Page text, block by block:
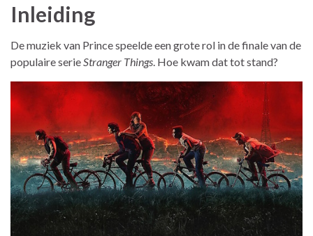
Inleiding
De muziek van Prince speelde een grote rol in de finale van de
populaire serie Stranger Things . Hoe kwam dat tot stand?